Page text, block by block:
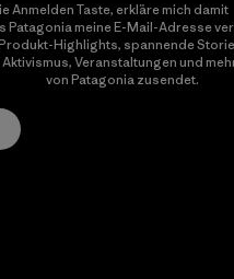
Anmelden Taste, erkläre mich damit
Patagonia meine E-Mail-Adresse
Highlights, spannende
Veranstaltungen und
von Patagonia zusendet.